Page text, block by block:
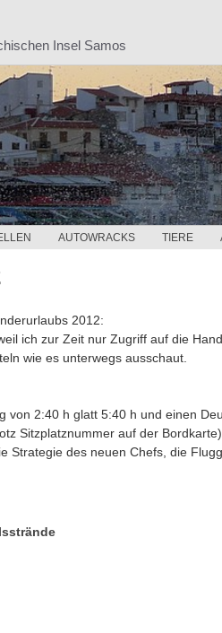
Insel Samos
AUTOWRACKS TIERE
2012:
ich zur Zeit nur Zugriff auf die
wie es unterwegs ausschaut.
2:40 h glatt 5:40 h und einen
Sitzplatznummer auf der
Strategie des neuen Chefs, die